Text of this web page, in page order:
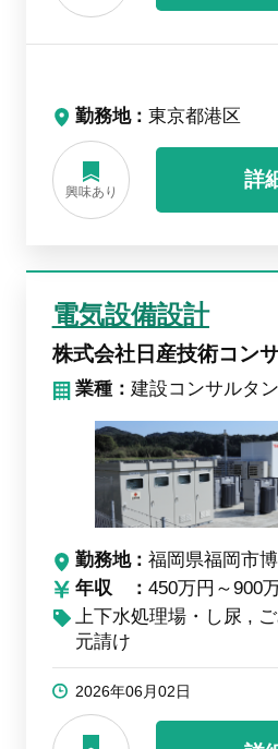
勤務地 東京都港区
興味あり
詳
電気設備設計
株式会社日産技術コン
業種：建設コンサルタ
勤務地
福岡県福岡市
年収
450万円～900
上下水処理場・し尿
元請け
2026年06月02日